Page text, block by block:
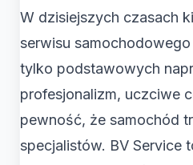
W dzisiejszych czasach
serwisu
tylko podstawowych
profesjonalizm, uczciwe
pewność, że samochód
specjalistów. BV Service